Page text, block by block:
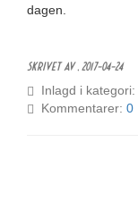
dagen.
Skrivet av ,2017-04-24
Inlagd i kategori:
Kommentarer: 0